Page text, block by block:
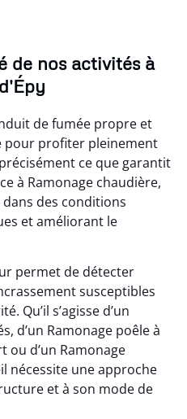
de nos activités à
de fumée propre et
pour profiter pleinement
ce que garantit
à Ramonage chaudière,
des conditions
et améliorant le
permet de détecter
susceptibles
Qu’il s’agisse d’un
d’un Ramonage poêle à
ou d’un Ramonage
nécessite une approche
et à son mode de